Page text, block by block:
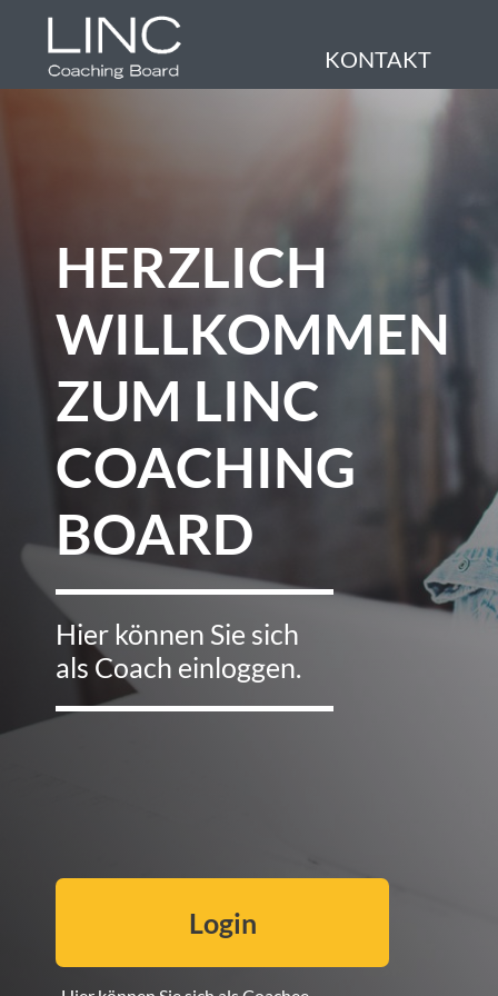
KONTAKT
HERZLICH
WILLKOMMEN
ZUM LINC
COACHING
BOARD
Hier können Sie sich
als Coach einloggen.
Login